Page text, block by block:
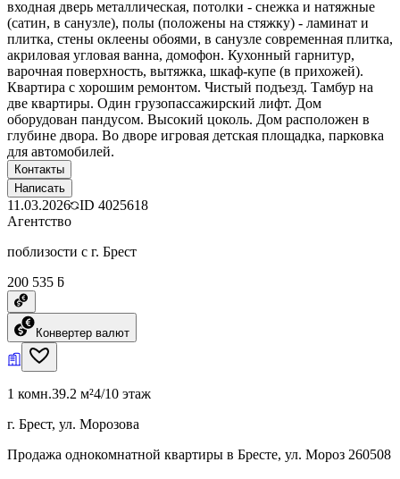
входная дверь металлическая, потолки - снежка и натяжные
(сатин, в санузле), полы (положены на стяжку) - ламинат и
плитка, стены оклеены обоями, в санузле современная плитка,
акриловая угловая ванна, домофон. Кухонный гарнитур,
варочная поверхность, вытяжка, шкаф-купе (в прихожей).
Квартира с хорошим ремонтом. Чистый подъезд. Тамбур на
две квартиры. Один грузопассажирский лифт. Дом
оборудован пандусом. Высокий цоколь. Дом расположен в
глубине двора. Во дворе игровая детская площадка, парковка
для автомобилей.
Контакты
Написать
11.03.2026 ID 4025618
Агентство
поблизости с г. Брест
200 535 ƃ
Конвертер валют
1 комн.39.2 м²4/10 этаж
г. Брест, ул. Морозова
Продажа однокомнатной квартиры в Бресте, ул. Мороз 260508